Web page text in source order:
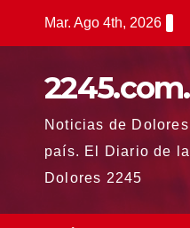
Mar. Ago 4th, 2026
Noticias de
país. El Diario de
Dolores 2245